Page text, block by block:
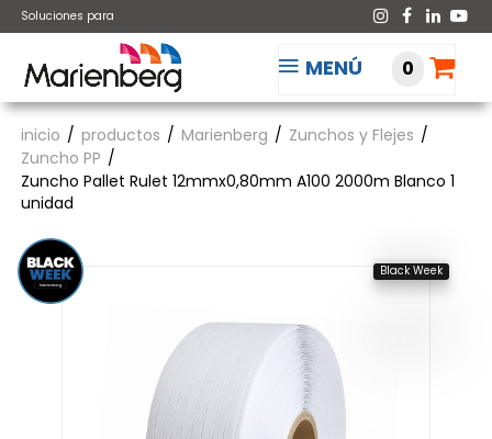
Soluciones para
MENÚ 0
inicio productos Marienberg
Zunchos y Flejes
Zuncho PP
Zuncho Pallet Rulet 12mmx0,80mm A100 2000m Blanco 1
unidad
Black Week